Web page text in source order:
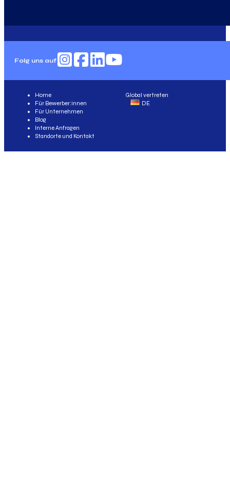
Folg uns auf
Global vertreten
DE
Home
Für Bewerber:innen
Für Unternehmen
Blog
Interne Anfragen
Standorte und Kontakt